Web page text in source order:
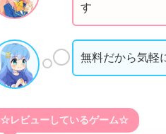
す
無料だから気軽
☆レビューしているゲーム☆